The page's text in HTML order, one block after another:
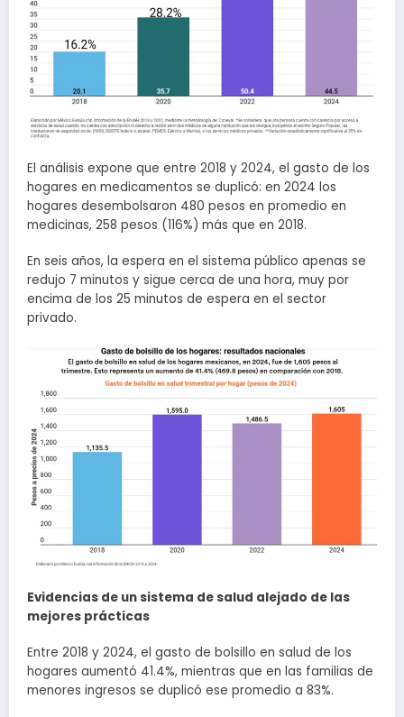
El análisis expone que entre 2018 y 2024, el gasto de los
hogares en medicamentos se duplicó: en 2024 los
hogares desembolsaron 480 pesos en promedio en
medicinas, 258 pesos (116%) más que en 2018.
En seis años, la espera en el sistema público apenas se
redujo 7 minutos y sigue cerca de una hora, muy por
encima de los 25 minutos de espera en el sector
privado.
Evidencias de un sistema de salud alejado de las
mejores prácticas
Entre 2018 y 2024, el gasto de bolsillo en salud de los
hogares aumentó 41.4%, mientras que en las familias de
menores ingresos se duplicó ese promedio a 83%.